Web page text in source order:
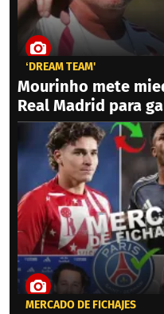
‘DREAM TEAM'
Mourinho mete
Real Madrid para
MERCADO DE FICHAJES